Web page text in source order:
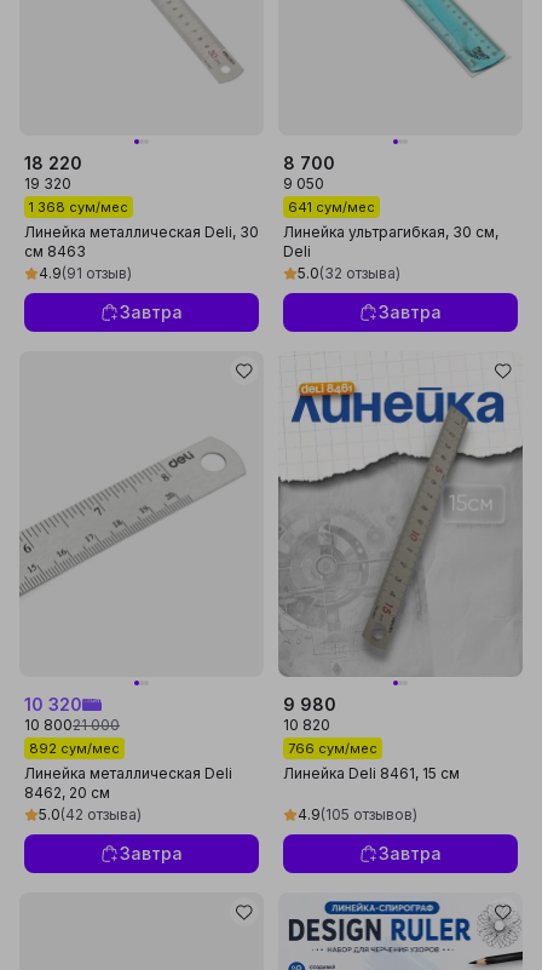
18 220
19 320
1 368 сум/мес
Линейка металлическая Deli, 30
см 8463
4.9(91 отзыв)
Завтра
8 700
9 050
641 сум/мес
Линейка ультрагибкая, 30 см,
Deli
5.0(32 отзыва)
Завтра
10 320
10 80021 000
892 сум/мес
Линейка металлическая Deli
8462, 20 см
5.0(42 отзыва)
Завтра
9 980
10 820
766 сум/мес
Линейка Deli 8461, 15 см
4.9(105 отзывов)
Завтра